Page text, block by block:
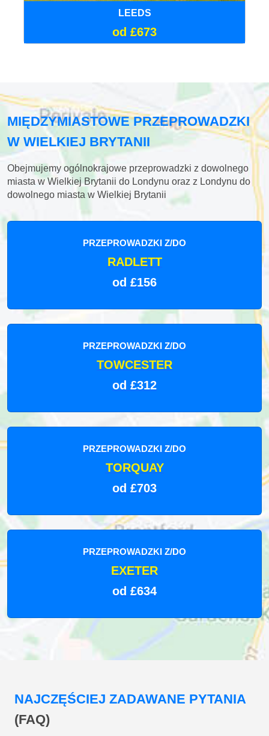
LEEDS
od £673
MIĘDZYMIASTOWE PRZEPROWADZKI
W WIELKIEJ BRYTANII
Obejmujemy ogólnokrajowe przeprowadzki z dowolnego
miasta w Wielkiej Brytanii do Londynu oraz z Londynu do
dowolnego miasta w Wielkiej Brytanii
PRZEPROWADZKI Z/DO
RADLETT
od £156
PRZEPROWADZKI Z/DO
TOWCESTER
od £312
PRZEPROWADZKI Z/DO
TORQUAY
od £703
PRZEPROWADZKI Z/DO
EXETER
od £634
NAJCZĘŚCIEJ ZADAWANE PYTANIA
(FAQ)